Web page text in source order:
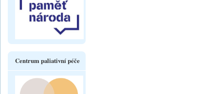
Centrum paliativní péče